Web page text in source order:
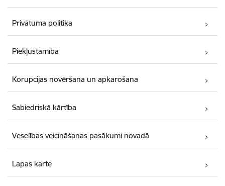
Privātuma politika
Piekļūstamība
Korupcijas novēršana un apkarošana
Sabiedriskā kārtība
Veselības veicināšanas pasākumi novadā
Lapas karte